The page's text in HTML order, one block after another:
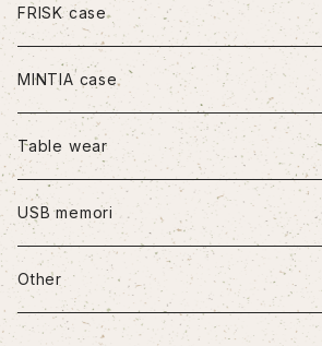
iPhone11Pro
iPhone11Pro Max
iPhone12/12Pro
iPhone12mini
iPhone12Pro Max
FRISK case
MINTIA case
Table wear
USB memori
Other